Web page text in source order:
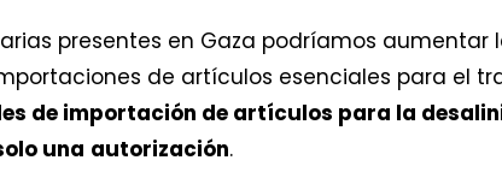
presentes en Gaza podríamos
de artículos esenciales para el
de importación de artículos para la
una autorización.